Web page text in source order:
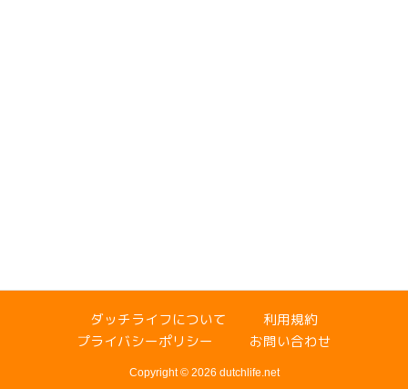
ダッチライフについて
利用規約
プライバシーポリシー
お問い合わせ
Copyright © 2026 dutchlife.net